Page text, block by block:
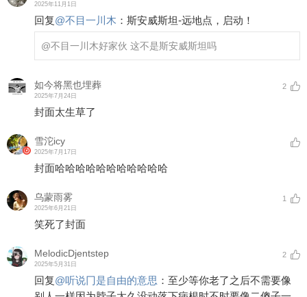
2025年11月1日
回复@不目一川木 ： 斯安威斯坦-远地点，启动！
@不目一川木好家伙 这不是斯安威斯坦吗
如今将黑也埋葬
2025年7月24日
2
封面太生草了
雪沱icy
2025年7月17日
封面哈哈哈哈哈哈哈哈哈哈哈
乌蒙雨雾
2025年6月21日
1
笑死了封面
MelodicDjentstep
2025年5月31日
2
回复@听说冂是自由的意思 ： 至少等你老了之后不需要像